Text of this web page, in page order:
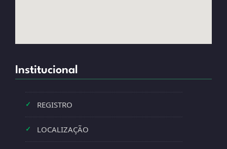
Institucional
✓ REGISTRO
✓ LOCALIZAÇÃO